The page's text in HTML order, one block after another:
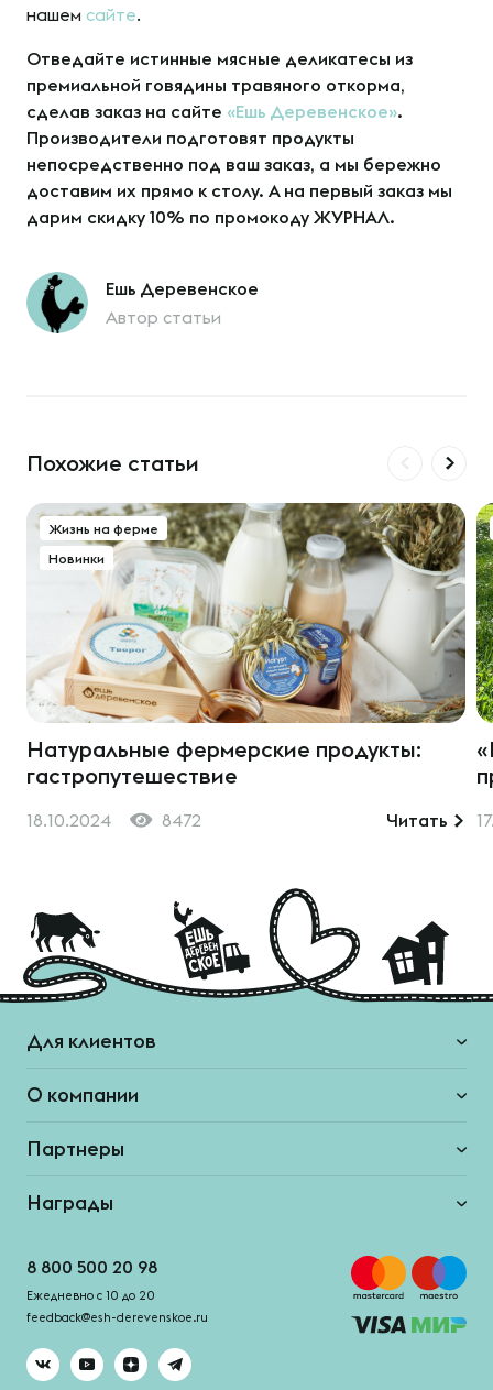
нашем сайте.
Отведайте истинные мясные деликатесы из
премиальной говядины травяного откорма,
сделав заказ на сайте «Ешь Деревенское».
Производители подготовят продукты
непосредственно под ваш заказ, а мы бережно
доставим их прямо к столу. А на первый заказ мы
дарим скидку 10% по промокоду ЖУРНАЛ.
Ешь Деревенское
Автор статьи
Похожие статьи
Жизнь на ферме
Новинки
Натуральные фермерские продукты:
гастропутешествие
18.10.2024 8472 Читать
Для клиентов
О компании
Партнеры
Награды
8 800 500 20 98
Ежедневно с 10 до 20
feedback@esh-derevenskoe.ru